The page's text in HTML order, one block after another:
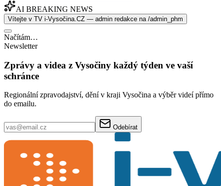
AI BREAKING NEWS
Vítejte v TV i-Vysočina.CZ — admin redakce na /admin_phm
Načítám…
Newsletter
Zprávy a videa z Vysočiny každý týden ve vaší
schránce
Regionální zpravodajství, dění v kraji Vysočina a výběr videí přímo
do emailu.
Odebírat